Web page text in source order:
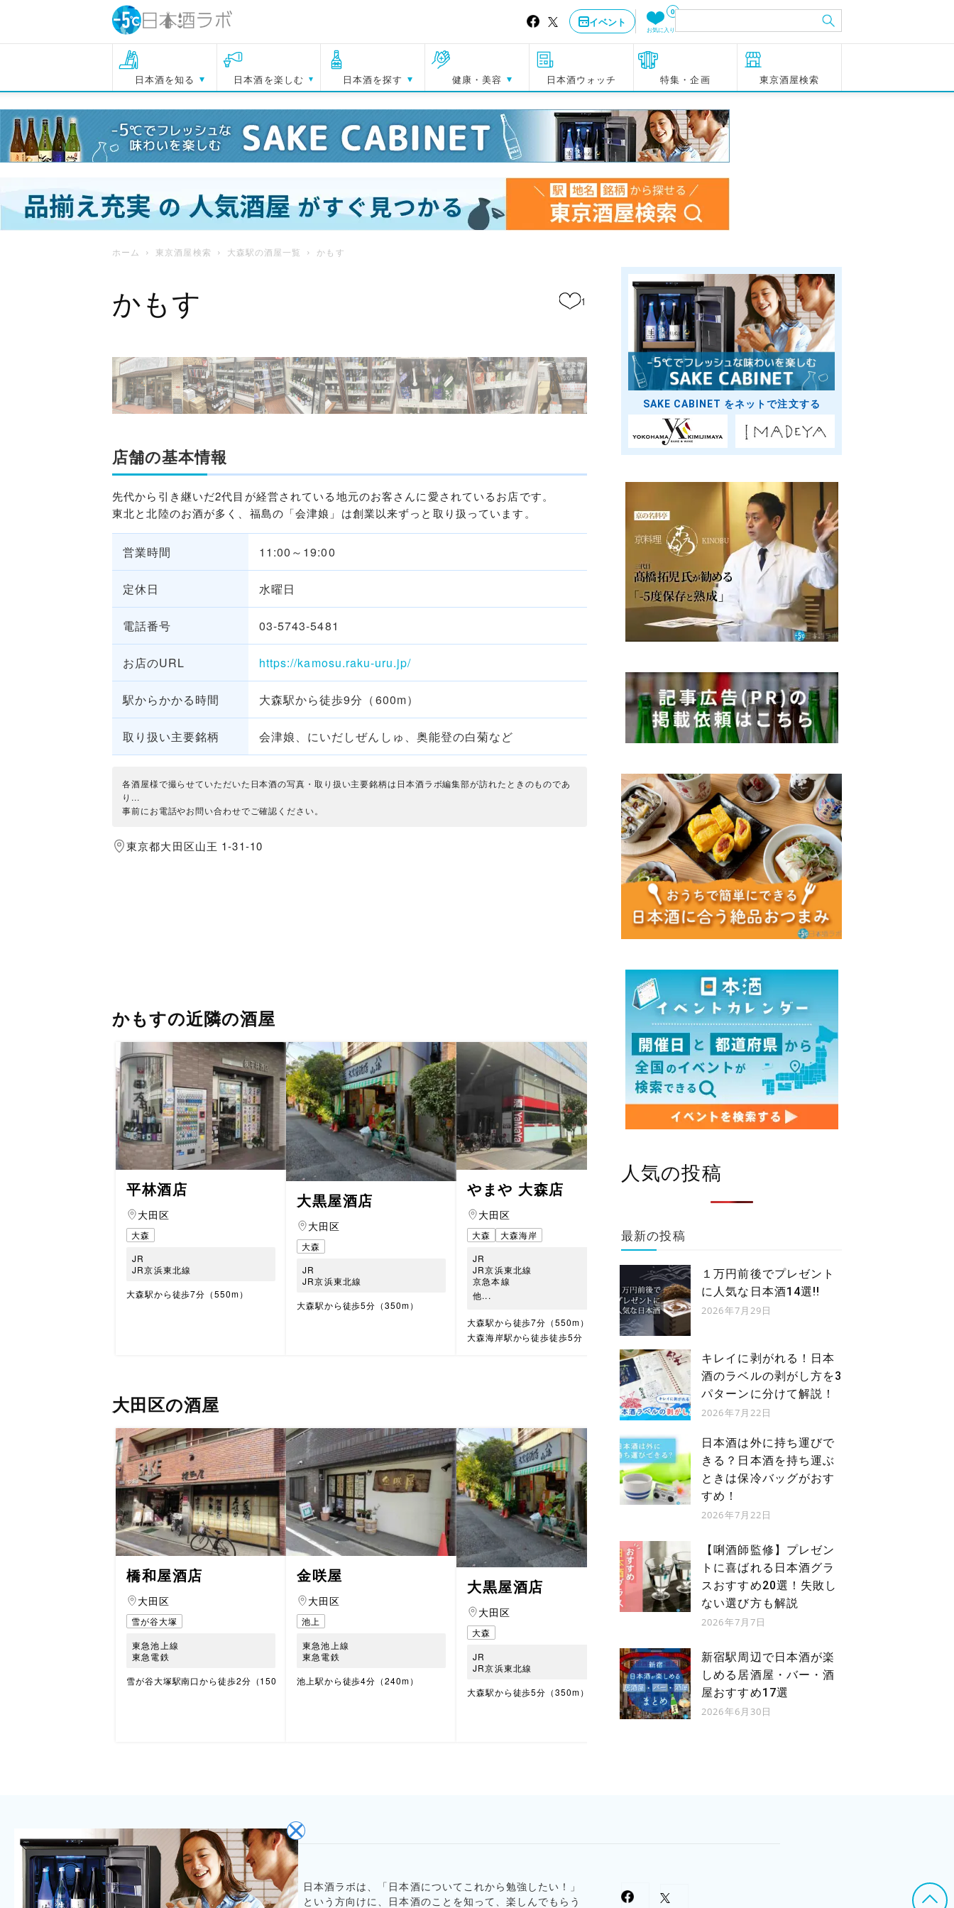
イベント
0
お気に入り
日本酒を知る 日本酒を楽しむ 日本酒を探す 健康・美容 日本酒ウォッチ 特集・企画 東京酒屋検索
ホーム 東京酒屋検索 大森駅の酒屋一覧 かもす
かもす 1
店舗の基本情報
先代から引き継いだ2代目が経営されている地元のお客さんに愛されているお店です。
東北と北陸のお酒が多く、福島の「会津娘」は創業以来ずっと取り扱っています。
営業時間 11:00～19:00
定休日 水曜日
電話番号 03-5743-5481
お店のURL https://kamosu.raku-uru.jp/
駅からかかる時間 大森駅から徒歩9分（600m）
取り扱い主要銘柄 会津娘、にいだしぜんしゅ、奥能登の白菊など
各酒屋様で撮らせていただいた日本酒の写真・取り扱い主要銘柄は日本酒ラボ編集部が訪れたときのものであ
り...
事前にお電話やお問い合わせでご確認ください。
東京都大田区山王 1-31-10
かもすの近隣の酒屋
平林酒店
大田区
大森
JR
JR京浜東北線
大森駅から徒歩7分（550m）
大黒屋酒店
大田区
大森
JR
JR京浜東北線
大森駅から徒歩5分（350m）
やまや 大森店
大田区
大森
大森海岸
JR
JR京浜東北線
京急本線
他...
大森駅から徒歩7分（550m）
大森海岸駅から徒歩徒歩5分（350m）
大田区の酒屋
橋和屋酒店
大田区
雪が谷大塚
東急池上線
東急電鉄
雪が谷大塚駅南口から徒歩2分（150m）
金咲屋
大田区
池上
東急池上線
東急電鉄
池上駅から徒歩4分（240m）
大黒屋酒店
大田区
大森
JR
JR京浜東北線
大森駅から徒歩5分（350m）
澤屋酒店
大田区
JR京浜東北線
京急本線
他...
梅屋敷駅出入り口2から徒歩8分（550m）
PRIME SAKE
京浜急行電鉄
羽田空港第3ターミナル駅から徒
SAKE CABINET をネットで注文する
人気の投稿
最新の投稿
１万円前後でプレゼント
に人気な日本酒14選!!
2026年7月29日
キレイに剥がれる！日本
酒のラベルの剥がし方を3
パターンに分けて解説！
2026年7月22日
日本酒は外に持ち運びで
きる？日本酒を持ち運ぶ
ときは保冷バッグがおす
すめ！
2026年7月22日
【唎酒師監修】プレゼン
トに喜ばれる日本酒グラ
スおすすめ20選！失敗し
ない選び方も解説
2026年7月7日
新宿駅周辺で日本酒が楽
しめる居酒屋・バー・酒
屋おすすめ17選
2026年6月30日
日本酒ラボは、「日本酒についてこれから勉強したい！」
という方向けに、日本酒のことを知って、楽しんでもらう